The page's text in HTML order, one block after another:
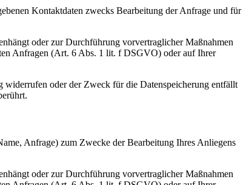
Kontaktdaten zwecks Bearbeitung der Anfrage und für
oder zur Durchführung vorvertraglicher Maßnahmen
Anfragen (Art. 6 Abs. 1 lit. f DSGVO) oder auf Ihrer
oder der Zweck für die Datenspeicherung entfällt
Anfrage) zum Zwecke der Bearbeitung Ihres Anliegens
oder zur Durchführung vorvertraglicher Maßnahmen